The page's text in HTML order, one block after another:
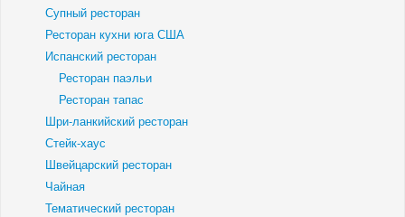
Супный ресторан
Ресторан кухни юга США
Испанский ресторан
Ресторан паэльи
Ресторан тапас
Шри-ланкийский ресторан
Стейк-хаус
Швейцарский ресторан
Чайная
Тематический ресторан